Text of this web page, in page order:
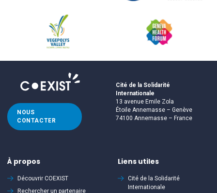
NOUS
CONTACTER
Cité de la Solidarité
Internationale
13 avenue Emile Zola
Étoile Annemasse – Genève
74100 Annemasse – France
À propos
Découvrir COEXIST
Rechercher un partenaire
Liens utiles
Cité de la Solidarité
Internationale